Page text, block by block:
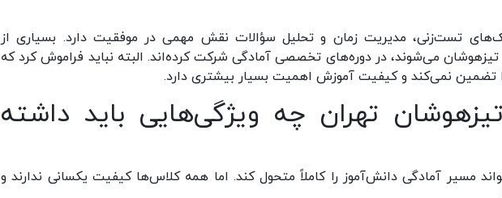
تست‌زنی، مدیریت زمان و تحلیل سؤالات نقش مهمی در موفقیت دارد. بسیاری از
تیزهوشان می‌شوند، در دوره‌های تخصصی آمادگی شرکت کرده‌اند. البته نباید فراموش کرد که
نمی‌کند و کیفیت آموزش اهمیت بسیار بیشتری دارد.
تهران چه ویژگی‌هایی باید داشته
مسیر آمادگی دانش‌آموز را کاملاً متحول کند. اما همه کلاس‌ها کیفیت یکسانی ندارند و